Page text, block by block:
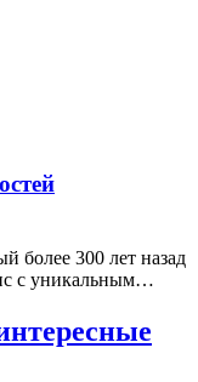
более 300 лет назад
с уникальным…